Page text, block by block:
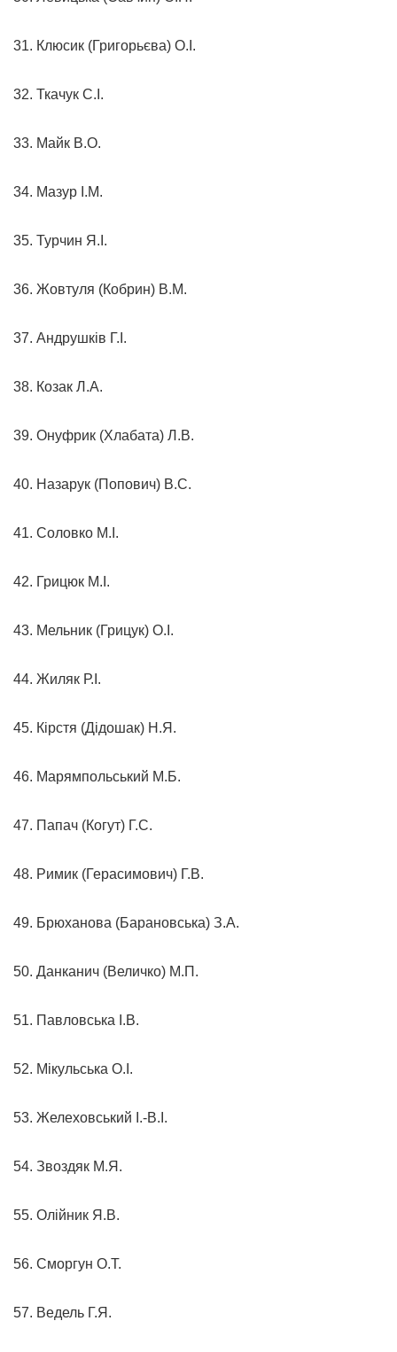
31. Клюсик (Григорьєва) О.І.
32. Ткачук С.І.
33. Майк В.О.
34. Мазур І.М.
35. Турчин Я.І.
36. Жовтуля (Кобрин) В.М.
37. Андрушків Г.І.
38. Козак Л.А.
39. Онуфрик (Хлабата) Л.В.
40. Назарук (Попович) В.С.
41. Соловко М.І.
42. Грицюк М.І.
43. Мельник (Грицук) О.І.
44. Жиляк Р.І.
45. Кірстя (Дідошак) Н.Я.
46. Марямпольський М.Б.
47. Папач (Когут) Г.С.
48. Римик (Герасимович) Г.В.
49. Брюханова (Барановська) З.А.
50. Данканич (Величко) М.П.
51. Павловська І.В.
52. Мікульська О.І.
53. Желеховський І.-В.І.
54. Звоздяк М.Я.
55. Олійник Я.В.
56. Сморгун О.Т.
57. Ведель Г.Я.